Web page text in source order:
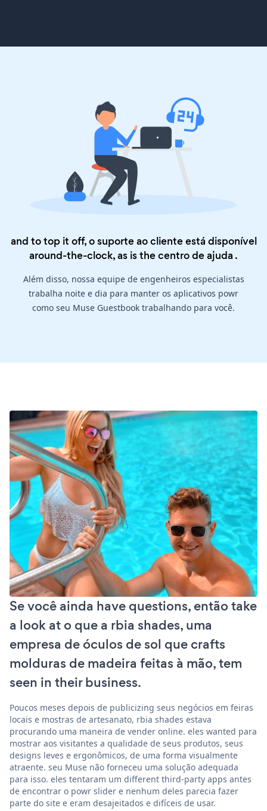
and to top it off, o suporte ao cliente está disponível
around-the-clock, as is thecentro de ajuda .
Além disso, nossa equipe de engenheiros especialistas
trabalha noite e dia para manter os aplicativos powr
como seu Muse Guestbook trabalhando para você.
Se você ainda have questions, então take
a look at o que a rbia shades, uma
empresa de óculos de sol que crafts
molduras de madeira feitas à mão, tem
seen in their business.
Poucos meses depois de publicizing seus negócios em feiras
locais e mostras de artesanato, rbia shades estava
procurando uma maneira de vender online. eles wanted para
mostrar aos visitantes a qualidade de seus produtos, seus
designs leves e ergonômicos, de uma forma visualmente
atraente. seu Muse não forneceu uma solução adequada
para isso. eles tentaram um different third-party apps antes
de encontrar o powr slider e nenhum deles parecia fazer
parte do site e eram desajeitados e difíceis de usar.